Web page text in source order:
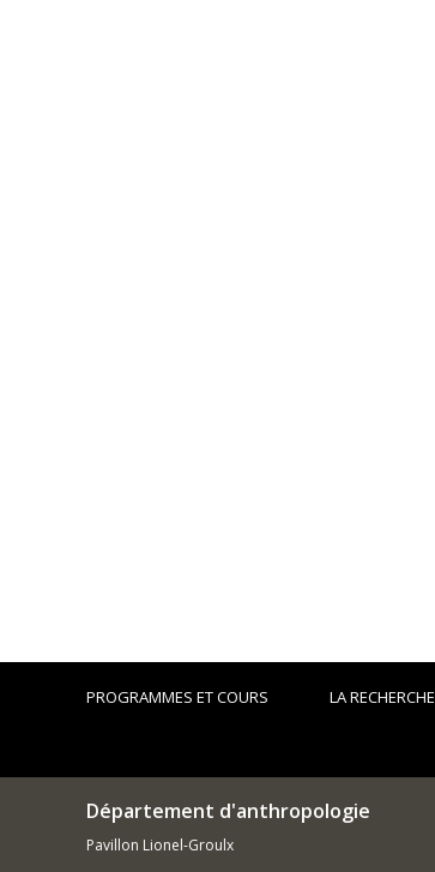
PROGRAMMES ET COURS LA RECHERCHE
Département d'anthropologie
Pavillon Lionel-Groulx